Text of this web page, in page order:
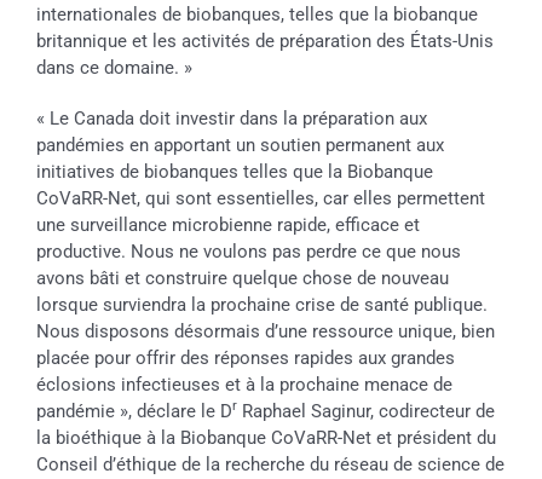
internationales de biobanques, telles que la biobanque
britannique et les activités de préparation des États-Unis
dans ce domaine. »
« Le Canada doit investir dans la préparation aux
pandémies en apportant un soutien permanent aux
initiatives de biobanques telles que la Biobanque
CoVaRR-Net, qui sont essentielles, car elles permettent
une surveillance microbienne rapide, efficace et
productive. Nous ne voulons pas perdre ce que nous
avons bâti et construire quelque chose de nouveau
lorsque surviendra la prochaine crise de santé publique.
Nous disposons désormais d’une ressource unique, bien
placée pour offrir des réponses rapides aux grandes
éclosions infectieuses et à la prochaine menace de
pandémie », déclare le DrRaphael Saginur, codirecteur de
la bioéthique à la Biobanque CoVaRR-Net et président du
Conseil d’éthique de la recherche du réseau de science de